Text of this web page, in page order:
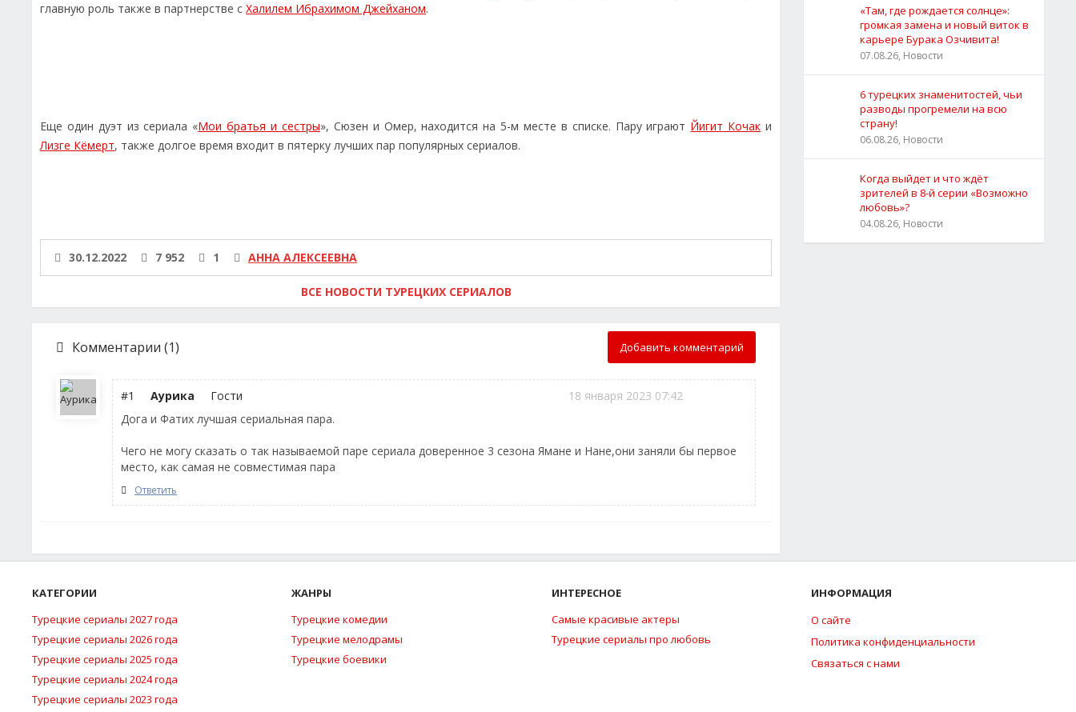
главную роль также в партнерстве с Халилем Ибрахимом Джейханом.
Еще один дуэт из сериала «Мои братья и сестры», Сюзен и Омер, находится на 5-м месте в списке. Пару играют Йигит Кочак и
Лизге Кёмерт, также долгое время входит в пятерку лучших пар популярных сериалов.
30.12.2022 7 952 1 АННА АЛЕКСЕЕВНА
ВСЕ НОВОСТИ ТУРЕЦКИХ СЕРИАЛОВ
Комментарии (1) Добавить комментарий
#1 Аурика Гости
18 января 2023 07:42
Дога и Фатих лучшая сериальная пара.
Чего не могу сказать о так называемой паре сериала доверенное 3 сезона Ямане и Нане,они заняли бы первое
место, как самая не совместимая пара
Ответить
«Там, где рождается солнце»:
громкая замена и новый виток в
карьере Бурака Озчивита!
07.08.26, Новости
6 турецких знаменитостей, чьи
разводы прогремели на всю
страну!
06.08.26, Новости
Когда выйдет и что ждёт
зрителей в 8-й серии «Возможно
любовь»?
04.08.26, Новости
КАТЕГОРИИ
Турецкие сериалы 2027 года
Турецкие сериалы 2026 года
Турецкие сериалы 2025 года
Турецкие сериалы 2024 года
Турецкие сериалы 2023 года
ЖАНРЫ
Турецкие комедии
Турецкие мелодрамы
Турецкие боевики
ИНТЕРЕСНОЕ
Самые красивые актеры
Турецкие сериалы про любовь
ИНФОРМАЦИЯ
О сайте
Политика конфиденциальности
Связаться с нами